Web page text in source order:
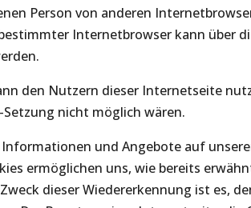
Person von anderen
Internetbrowser kann über
den Nutzern dieser Internetseite
nicht möglich wären.
und Angebote auf
ermöglichen uns, wie bereits
dieser Wiedererkennung ist es,